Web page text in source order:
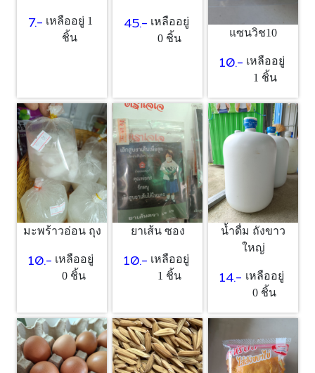
7.- เหลืออยู่ 1
ชิ้น
45.- เหลืออยู่
0 ชิ้น
แซนวิช10
10.- เหลืออยู่
1 ชิ้น
มะพร้าวอ่อน ถุง
10.- เหลืออยู่
0 ชิ้น
ยาเส้น ซอง
10.- เหลืออยู่
1 ชิ้น
น้ำดื่ม ถังขาว
ใหญ่
14.- เหลืออยู่
0 ชิ้น